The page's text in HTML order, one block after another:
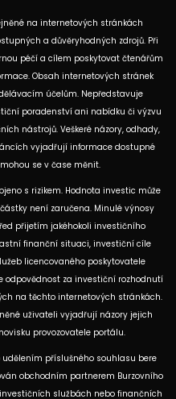
na internetových stránkách
a důvěryhodných zdrojů. Při
péčí a cílem poskytovat čtenářům
Obsah internetových stránek
účelům. Nepředstavuje
poradenství ani nabídku či výzvu
nástrojů. Veškeré názory, odhady,
vyjadřují informace dostupné
se v čase měnit.
s rizikem. Hodnota investic může
není zaručena. Minulé výnosy
přijetím jakéhokoli investičního
finanční situaci, investiční cíle
licencovaného poskytovatele
odpovědnost za investiční rozhodnutí
na těchto internetových stránkách.
uživateli vyjadřují názory jejich
provozovatele portálu.
příslušného souhlasu bere
obchodním partnerem Burzovního
službách nebo finančních